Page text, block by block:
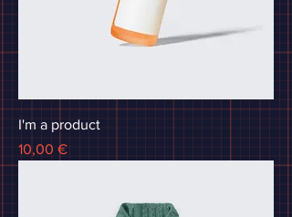
I'm a product
Precio
10,00 €